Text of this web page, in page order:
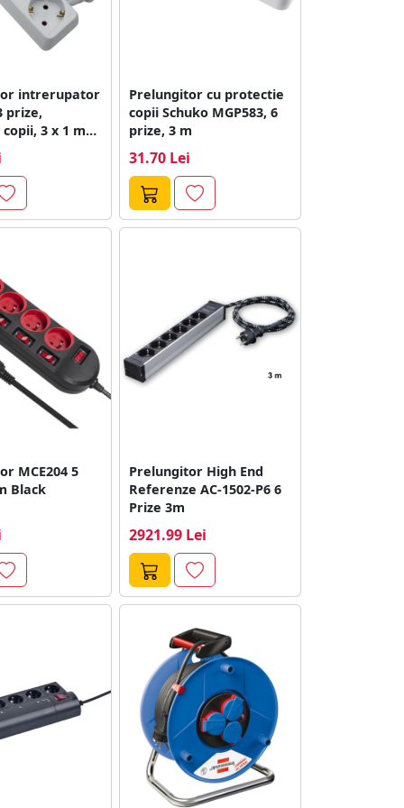
intrerupator
prize,
3 x 1 mm,
Prelungitor cu protectie
copii Schuko MGP583, 6
prize, 3 m
31.70 Lei
MCE204 5
Black
Prelungitor High End
Referenze AC-1502-P6 6
Prize 3m
2921.99 Lei